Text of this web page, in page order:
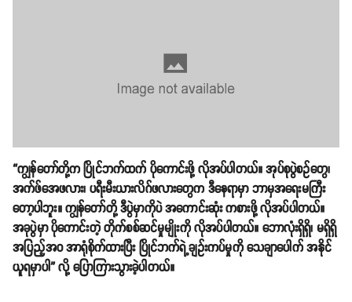
“ကျွန်တော်တို့က ပြိုင်ဘက်ထက် ပိုကောင်းဖို့ လိုအပ်ပါတယ်။ အုပ်စုပွဲစဥ်တွေ၊
အက်ဖ်အေဖလား၊ ပရီးမီးယားလိဂ်ဖလားတွေက ဒီနေရာမှာ ဘာမှအရေးမကြီး
တော့ပါဘူး။ ကျွန်တော်တို့ ဒီပွဲမှာကိုပဲ အကောင်းဆုံး ကစားဖို့ လိုအပ်ပါတယ်။
အခုပွဲမှာ ပိုကောင်းတဲ့ တိုက်စစ်ဆင်မှုမျိုးကို လိုအပ်ပါတယ်။ ဘောလုံးရှိရှိ၊ မရှိရှိ
အပြည့်အဝ အာရုံစိုက်ထားပြီး ပြိုင်ဘက်ရဲ့ချဥ်းကပ်မှုကို သေချာပေါက် အနိုင်
ယူရမှာပါ” လို့ ပြောကြားသွားခဲ့ပါတယ်။